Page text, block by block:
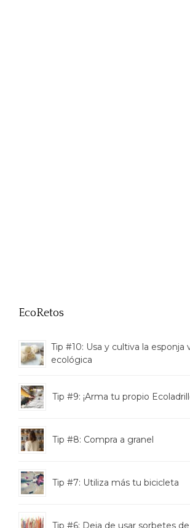
EcoRetos
Tip #10: Usa y cultiva la esponja
ecológica
Tip #9: ¡Arma tu propio
Tip #8: Compra a granel
Tip #7: Utiliza más tu bicicleta
Tip #6: Deja de usar sorbetes